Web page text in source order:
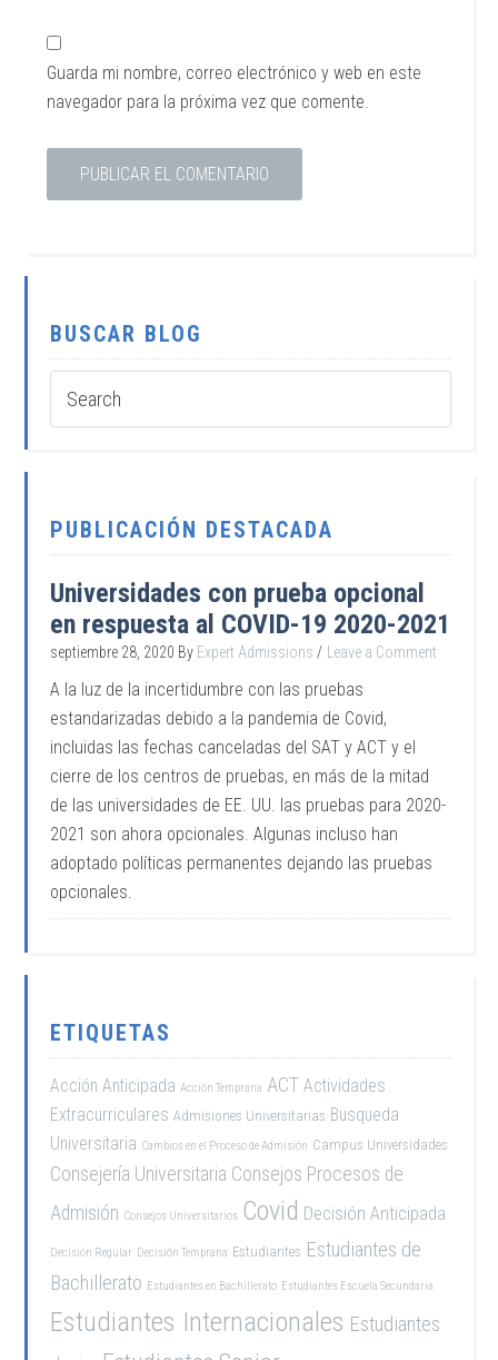
Guarda mi nombre, correo electrónico y web en este
navegador para la próxima vez que comente.
BUSCAR BLOG
PUBLICACIÓN DESTACADA
Universidades con prueba opcional
en respuesta al COVID-19 2020-2021
septiembre 28, 2020 By Expert Admissions Leave a Comment
A la luz de la incertidumbre con las pruebas
estandarizadas debido a la pandemia de Covid,
incluidas las fechas canceladas del SAT y ACT y el
cierre de los centros de pruebas, en más de la mitad
de las universidades de EE. UU. las pruebas para 2020-
2021 son ahora opcionales. Algunas incluso han
adoptado políticas permanentes dejando las pruebas
opcionales.
ETIQUETAS
Acción Anticipada Acción Temprana ACT Actividades
Extracurriculares Admisiones Universitarias Busqueda
Universitaria Cambios en el Proceso de Admisión Campus Universidades
Consejería Universitaria Consejos Procesos de
Admisión Consejos Universitarios Covid Decisión Anticipada
Decisión Regular Decisión Temprana Estudiantes Estudiantes de
Bachillerato Estudiantes en Bachillerato Estudiantes Escuela Secundaria
Estudiantes Internacionales Estudiantes